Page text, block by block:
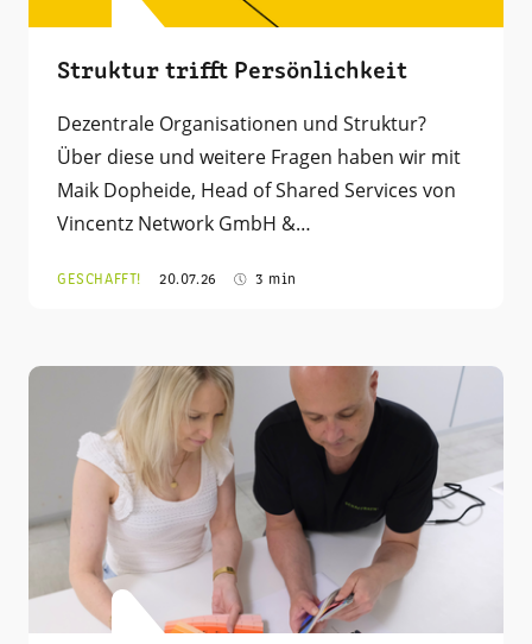
Struktur trifft Persönlichkeit
Dezentrale Organisationen und Struktur?
Über diese und weitere Fragen haben wir mit
Maik Dopheide, Head of Shared Services von
Vincentz Network GmbH &…
GESCHAFFT! 20.07.26 3 min